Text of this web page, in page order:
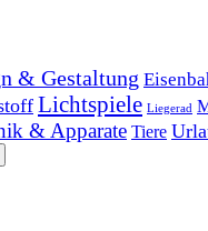
& Gestaltung
Lichtspiele Liegerad
& Apparate Tiere